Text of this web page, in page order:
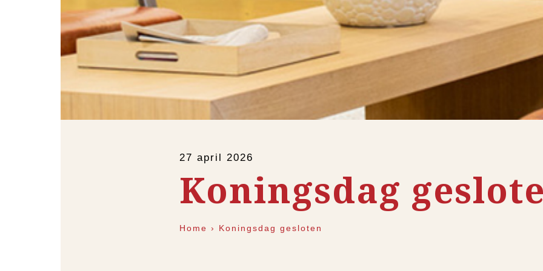
27 april 2026
Koningsdag
Home › Koningsdag gesloten